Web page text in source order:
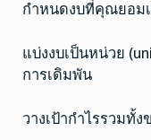
กำหนดงบที่คุณยอม
แบ่งงบเป็นหน่วย
การเดิมพัน
วางเป้ากำไรรวมทั้